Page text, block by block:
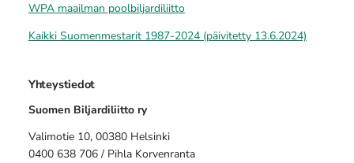
WPA maailman poolbiljardiliitto
Kaikki Suomenmestarit 1987-2024 (päivitetty 13.6.2024)
Yhteystiedot
Suomen Biljardiliitto ry
Valimotie 10, 00380 Helsinki
0400 638 706 / Pihla Korvenranta